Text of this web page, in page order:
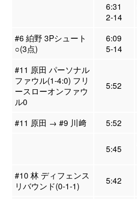
6:31
2-14
#6 絈野 3Pシュート
○(3点)
6:09
5-14
#11 原田 パーソナル
ファウル(1-4:0) フリ
ースローオンファウ
ル0
5:52
#11 原田 → #9 川﨑 5:52
5:45
#10 林 ディフェンス
リバウンド(0-1-1)
5:42